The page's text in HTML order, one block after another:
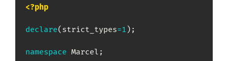
<?php
declare( strict_types=1 ) ;
namespace Marcel ;